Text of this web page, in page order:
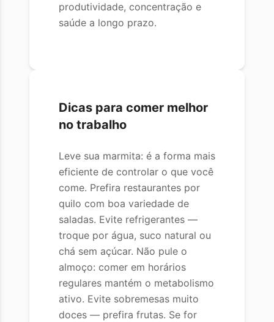
produtividade, concentração e
saúde a longo prazo.
Dicas para comer melhor
no trabalho
Leve sua marmita: é a forma mais
eficiente de controlar o que você
come. Prefira restaurantes por
quilo com boa variedade de
saladas. Evite refrigerantes —
troque por água, suco natural ou
chá sem açúcar. Não pule o
almoço: comer em horários
regulares mantém o metabolismo
ativo. Evite sobremesas muito
doces — prefira frutas. Se for